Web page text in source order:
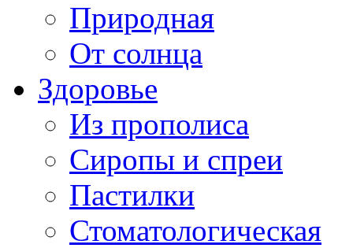
Природная
От солнца
Здоровье
Из прополиса
Сиропы и спреи
Пастилки
Стоматологическая